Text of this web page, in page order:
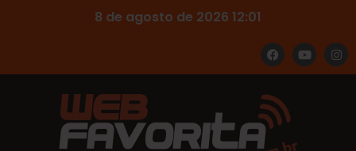
8 de agosto de 2026 12:01